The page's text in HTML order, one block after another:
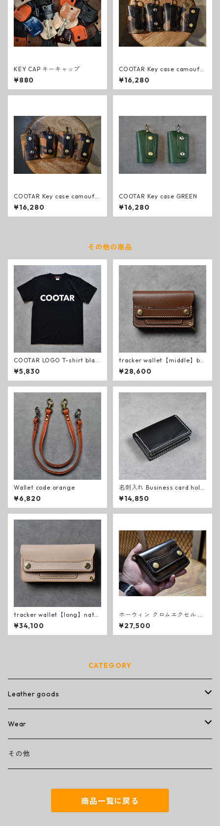
KEY CAP キーキャップ
¥880
COOTAR Key case camoufla
ge Grigio(カモフラ グリジオ)
¥16,280
COOTAR Key case camoufla
ge Cuoio(カモフラ クオイオ)
¥16,280
COOTAR Key case GREEN
¥16,280
その他の商品
COOTAR LOGO T-shirt blac
k
¥5,830
tracker wallet【middle】br
own
¥28,600
Wallet code orange
¥6,820
名刺入れ Business card hold
er (black)
¥14,850
tracker wallet【long】natur
al KB
¥34,100
ホーウィン クロムエクセル ト
ラッカーウォレット スモール
¥27,500
CATEGORY
Leather goods
wallet
ミニミニウォレット
その他
Wear
T-shirt
その他
商品一覧に戻る